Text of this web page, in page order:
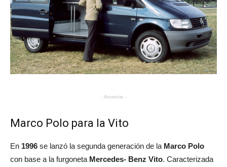
- Anuncio -
Marco Polo para la Vito
En 1996 se lanzó la segunda generación de la Marco Polo
con base a la furgoneta Mercedes- Benz Vito. Caracterizada